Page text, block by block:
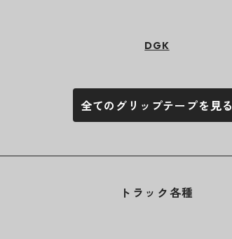
DGK
全てのグリップテープを見る
トラック各種